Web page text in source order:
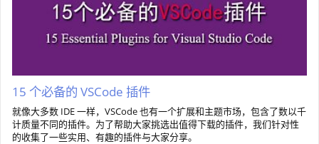
15 个必备的 VSCode 插件
就像大多数 IDE 一样，VSCode 也有一个扩展和主题市场，包含了数以千
计质量不同的插件。为了帮助大家挑选出值得下载的插件，我们针对性
的收集了一些实用、有趣的插件与大家分享。